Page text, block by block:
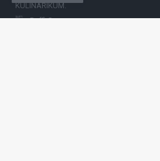
KULINARIKUM.
Raffi Gasser